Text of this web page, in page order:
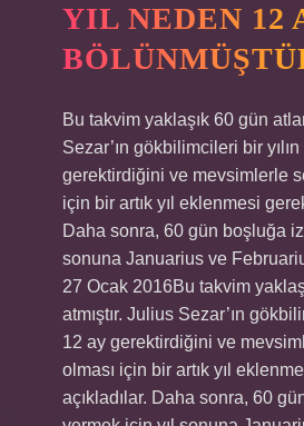
YIL NEDEN 12
Bu takvim yaklaşık 60 gün
Sezar’ın gökbilimcileri bir
gerektirdiğini ve mevsimlerle
için bir artık yıl eklenmesi
Daha sonra, 60 gün boşluğa
sonuna Januarius ve
27 Ocak 2016Bu takvim
atmıştır. Julius Sezar’ın
12 ay gerektirdiğini ve
olması için bir artık yıl
açıkladılar. Daha sonra, 60